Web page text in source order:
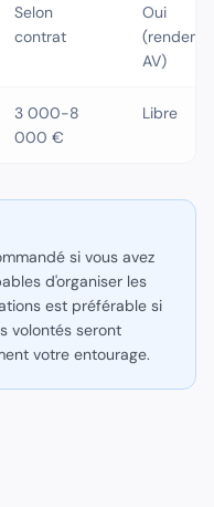
Selon
contrat
Oui
AV)
3 000-8
000 €
Libre
si vous avez
d'organiser les
est préférable si
volontés seront
votre entourage.